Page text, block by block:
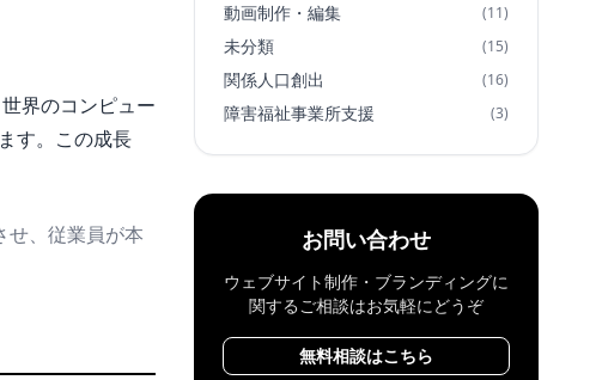
界のコンピュー
す。この成長
せ、従業員が本
動画制作・編集 (11)
未分類 (15)
関係人口創出 (16)
障害福祉事業所支援 (3)
お問い合わせ
ウェブサイト制作・ブランディングに
関するご相談はお気軽にどうぞ
無料相談はこちら